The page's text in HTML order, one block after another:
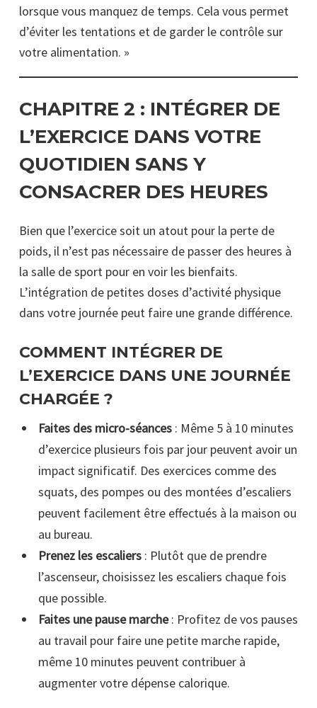
lorsque vous manquez de temps. Cela vous permet
d’éviter les tentations et de garder le contrôle sur
votre alimentation. »
CHAPITRE 2 : INTÉGRER DE
L’EXERCICE DANS VOTRE
QUOTIDIEN SANS Y
CONSACRER DES HEURES
Bien que l’exercice soit un atout pour la perte de
poids, il n’est pas nécessaire de passer des heures à
la salle de sport pour en voir les bienfaits.
L’intégration de petites doses d’activité physique
dans votre journée peut faire une grande différence.
COMMENT INTÉGRER DE
L’EXERCICE DANS UNE JOURNÉE
CHARGÉE ?
Faites des micro-séances: Même 5 à 10 minutes
d’exercice plusieurs fois par jour peuvent avoir un
impact significatif. Des exercices comme des
squats, des pompes ou des montées d’escaliers
peuvent facilement être effectués à la maison ou
au bureau.
Prenez les escaliers: Plutôt que de prendre
l’ascenseur, choisissez les escaliers chaque fois
que possible.
Faites une pause marche: Profitez de vos pauses
au travail pour faire une petite marche rapide,
même 10 minutes peuvent contribuer à
augmenter votre dépense calorique.